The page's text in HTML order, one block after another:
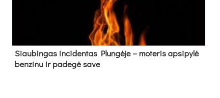
Siau­bin­gas in­ci­den­tas Plun­gė­je – mo­te­ris ap­si­py­lė
ben­zi­nu ir pa­de­gė sa­ve